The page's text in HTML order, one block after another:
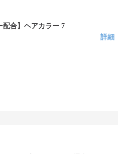
配合】ヘアカラー 7
詳細